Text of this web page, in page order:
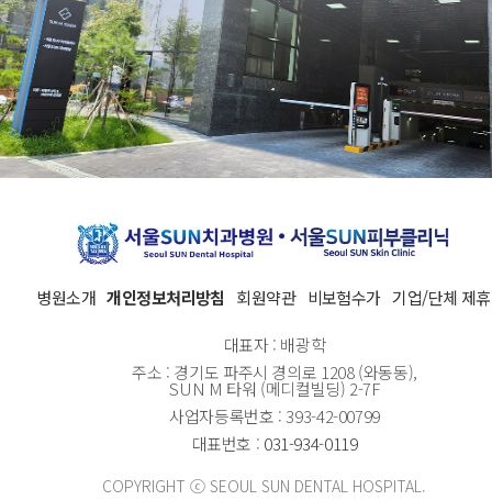
병원소개 개인정보처리방침 회원약관 비보험수가 기업/단체 제휴
대표자 : 배광학
주소 : 경기도 파주시 경의로 1208 (와동동),
SUN M 타워 (메디컬빌딩) 2-7F
사업자등록번호 : 393-42-00799
대표번호 : 031-934-0119
COPYRIGHT ⓒ SEOUL SUN DENTAL HOSPITAL.